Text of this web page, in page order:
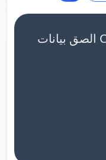
الصق بيانات CSV أو اسحب ملفات CSV